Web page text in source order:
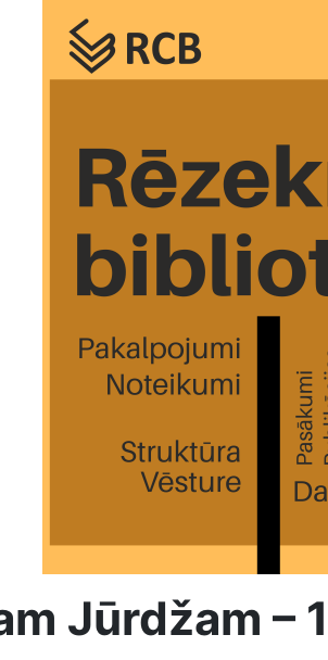
Jūrdžam –